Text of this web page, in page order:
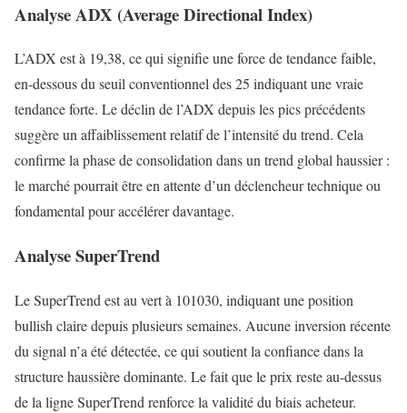
Analyse ADX (Average Directional Index)
L’ADX est à 19,38, ce qui signifie une force de tendance faible,
en-dessous du seuil conventionnel des 25 indiquant une vraie
tendance forte. Le déclin de l’ADX depuis les pics précédents
suggère un affaiblissement relatif de l’intensité du trend. Cela
confirme la phase de consolidation dans un trend global haussier :
le marché pourrait être en attente d’un déclencheur technique ou
fondamental pour accélérer davantage.
Analyse SuperTrend
Le SuperTrend est au vert à 101030, indiquant une position
bullish claire depuis plusieurs semaines. Aucune inversion récente
du signal n’a été détectée, ce qui soutient la confiance dans la
structure haussière dominante. Le fait que le prix reste au-dessus
de la ligne SuperTrend renforce la validité du biais acheteur.